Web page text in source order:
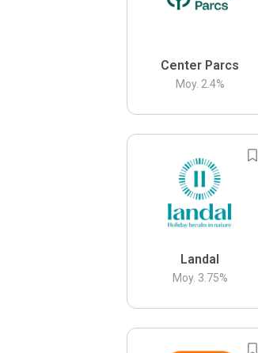
Center Parcs
Moy. 2.4%
Landal
Moy. 3.75%